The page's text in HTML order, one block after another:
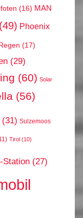
(16) MAN
(49) Phoenix
(17)
(29)
(60) Solar
(56)
(31) Sulzemoos
Tirol (10)
Station (27)